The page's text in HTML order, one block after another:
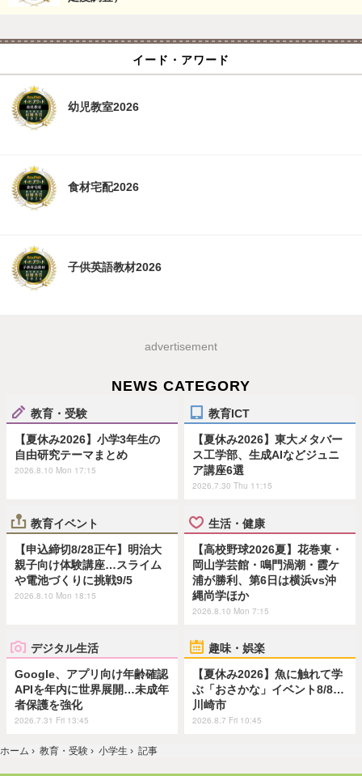
イード・アワード
幼児教室2026
食材宅配2026
子供英語教材2026
advertisement
NEWS CATEGORY
教育・受験
【夏休み2026】小学3年生の
自由研究テーマまとめ
2026.8.10 Mon 17:15
教育ICT
【夏休み2026】東大メタバー
ス工学部、生成AIなどジュニ
ア講座6選
2026.7.30 Thu 11:15
教育イベント
【申込締切8/28正午】明治大
親子向け体験講座…スライム
や電池づくりに挑戦9/5
2026.8.10 Mon 18:15
生活・健康
【高校野球2026夏】花巻東・
岡山学芸館・鳴門渦潮・霞ケ
浦が勝利、第6日は横浜vs沖
縄尚学ほか
2026.8.10 Mon 7:15
デジタル生活
Google、アプリ向け年齢確認
APIを年内に世界展開…未成年
者保護を強化
2026.7.31 Fri 13:45
趣味・娯楽
【夏休み2026】魚に触れて学
ぶ「おさかな」イベント8/8…
川崎市
2026.8.7 Fri 10:45
ホーム › 教育・受験 › 小学生 › 記事